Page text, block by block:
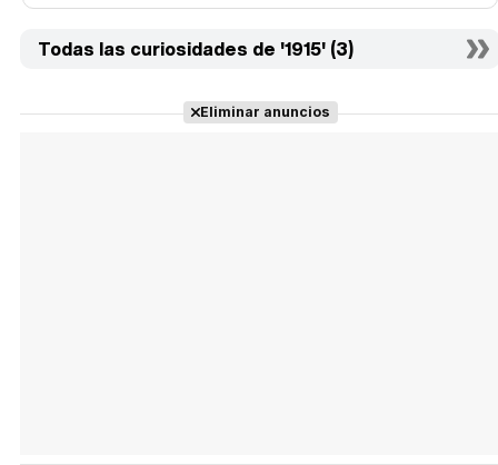
Todas las curiosidades de '1915' (3)
Eliminar anuncios